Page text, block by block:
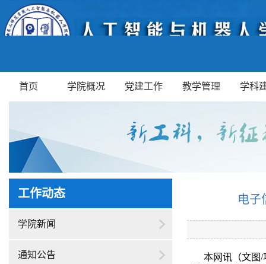
首页 学院概况 党建工作 教学管理 学科
工作动态
学院新闻
通知公告
电子
本网讯（文图